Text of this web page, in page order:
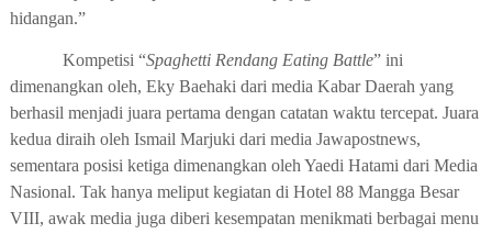
hidangan.”
Kompetisi “Spaghetti Rendang Eating Battle” ini
dimenangkan oleh, Eky Baehaki dari media Kabar Daerah yang
berhasil menjadi juara pertama dengan catatan waktu tercepat. Juara
kedua diraih oleh Ismail Marjuki dari media Jawapostnews,
sementara posisi ketiga dimenangkan oleh Yaedi Hatami dari Media
Nasional. Tak hanya meliput kegiatan di Hotel 88 Mangga Besar
VIII, awak media juga diberi kesempatan menikmati berbagai menu